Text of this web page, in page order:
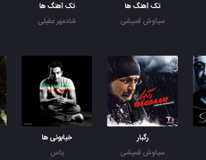
تک آهنگ ها
سیاوش قمیشی
تک آهنگ ها
شادمهر عقیلی
رگبار
سیاوش قمیشی
خیابونی ها
یاس